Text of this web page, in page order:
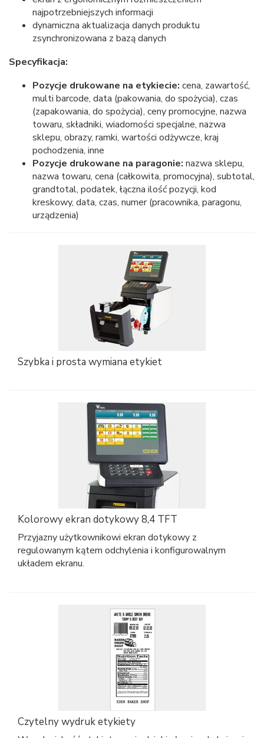
najpotrzebniejszych informacji
dynamiczna aktualizacja danych produktu
zsynchronizowana z bazą danych
Specyfikacja:
Pozycje drukowane na etykiecie: cena, zawartość,
multi barcode, data (pakowania, do spożycia), czas
(zapakowania, do spożycia), ceny promocyjne, nazwa
towaru, składniki, wiadomości specjalne, nazwa
sklepu, obrazy, ramki, wartości odżywcze, kraj
pochodzenia, inne
Pozycje drukowane na paragonie: nazwa sklepu,
nazwa towaru, cena (całkowita, promocyjna), subtotal,
grandtotal, podatek, łączna ilość pozycji, kod
kreskowy, data, czas, numer (pracownika, paragonu,
urządzenia)
Szybka i prosta wymiana etykiet
Kolorowy ekran dotykowy 8,4 TFT
Przyjazny użytkownikowi ekran dotykowy z
regulowanym kątem odchylenia i konfigurowalnym
układem ekranu.
Czytelny wydruk etykiety